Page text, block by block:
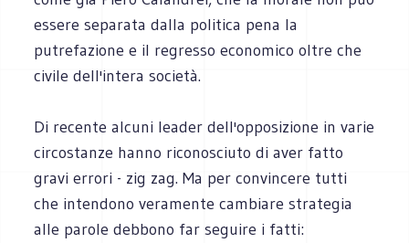
essere separata dalla politica pena la
putrefazione e il regresso economico oltre che
civile dell'intera società.
Di recente alcuni leader dell'opposizione in varie
circostanze hanno riconosciuto di aver fatto
gravi errori - zig zag. Ma per convincere tutti
che intendono veramente cambiare strategia
alle parole debbono far seguire i fatti: